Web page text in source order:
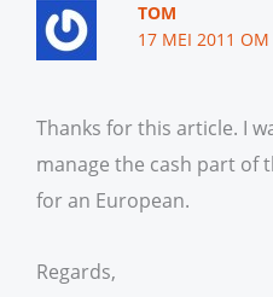
TOM
17 MEI 2011
Thanks for this article. I
manage the cash part of
for an European.
Regards,